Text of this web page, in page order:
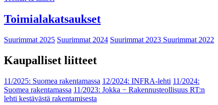
Toimialakatsaukset
Suurimmat 2025 Suurimmat 2024 Suurimmat 2023 Suurimmat 2022
Kaupalliset liitteet
11/2025: Suomea rakentamassa 12/2024: INFRA-lehti 11/2024:
Suomea rakentamassa 11/2023: Jokka − Rakennusteollisuus RT:n
lehti kestävästä rakentamisesta